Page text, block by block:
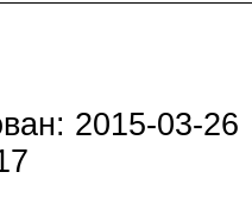
2015-03-26